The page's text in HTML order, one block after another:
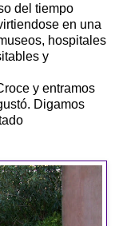
del tiempo
en una
hospitales
y
y entramos
Digamos